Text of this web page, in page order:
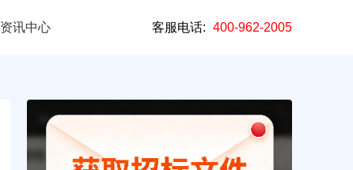
资讯中心 客服电话: 400-962-2005